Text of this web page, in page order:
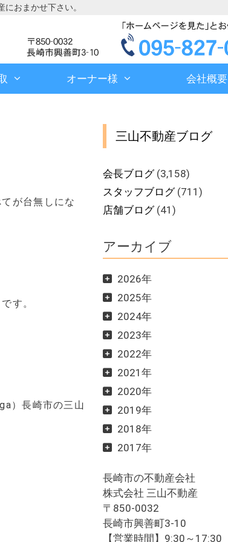
おまかせ下さい。
オーナー様 会社概要
が台無しにな
す。
）長崎市の三山
三山不動産ブログ
会長ブログ(3,158)
スタッフブログ(711)
店舗ブログ(41)
アーカイブ
2026年
2025年
2024年
2023年
2022年
2021年
2020年
2019年
2018年
2017年
長崎市の不動産会社
株式会社 三山不動産
〒850-0032
長崎市興善町3-10
【営業時間】9:30～17:30